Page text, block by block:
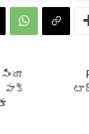
పాక్‌